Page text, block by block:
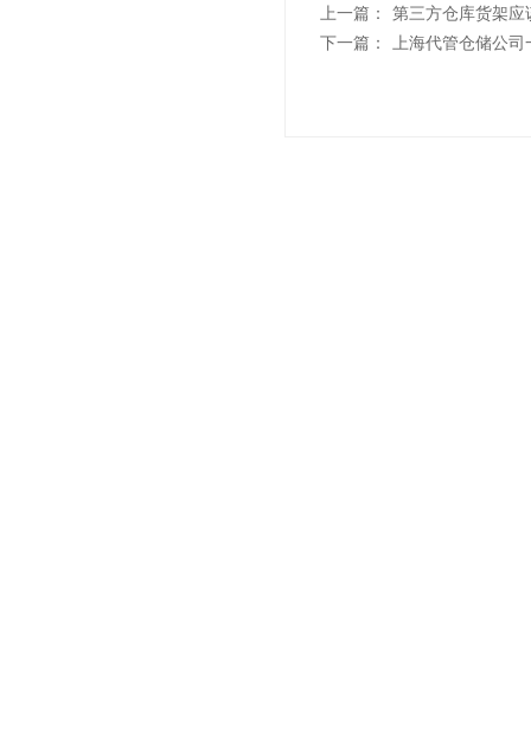
上一篇：
第三方仓库货架应
下一篇：
上海代管仓储公司